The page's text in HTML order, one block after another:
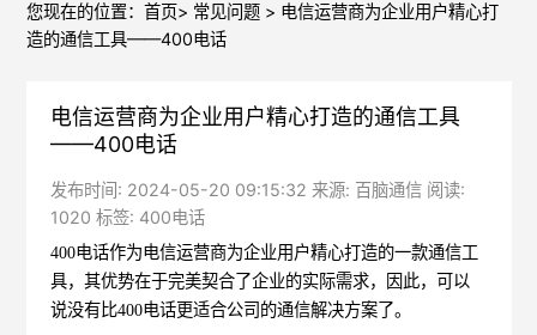
您现在的位置： 首页> 常见问题> 电信运营商为企业用户精心打
造的通信工具——400电话
电信运营商为企业用户精心打造的通信工具
——400电话
发布时间: 2024-05-20 09:15:32 来源: 百脑通信 阅读:
1020 标签: 400电话
400电话作为电信运营商为企业用户精心打造的一款通信工
具，其优势在于完美契合了企业的实际需求，因此，可以
说没有比400电话更适合公司的通信解决方案了。